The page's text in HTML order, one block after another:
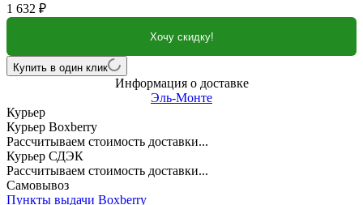
1 632 ₽
Хочу скидку!
Купить в один клик
Информация о доставке
Эль-Монте
Курьер
Курьер Boxberry
Рассчитываем стоимость доставки...
Курьер СДЭК
Рассчитываем стоимость доставки...
Самовывоз
Пункты выдачи Boxberry